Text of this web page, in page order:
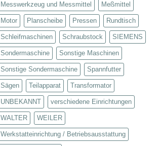
Messwerkzeug und Messmittel Meßmittel
Motor Planscheibe Pressen Rundtisch
Schleifmaschinen Schraubstock SIEMENS
Sondermaschine Sonstige Maschinen
Sonstige Sondermaschine Spannfutter
Sägen Teilapparat Transformator
UNBEKANNT verschiedene Einrichtungen
WALTER WEILER
Werkstatteinrichtung / Betriebsausstattung